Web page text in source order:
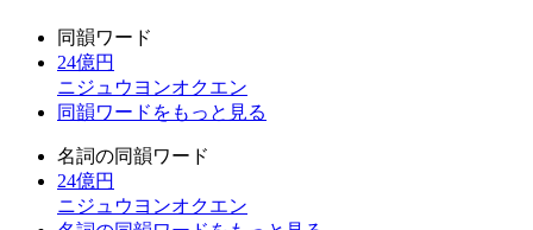
同韻ワード
24億円
ニジュウヨンオクエン
同韻ワードをもっと見る
名詞の同韻ワード
24億円
ニジュウヨンオクエン